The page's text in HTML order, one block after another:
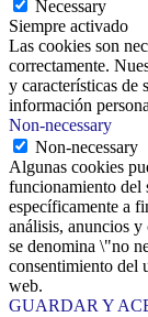
Necessary
Siempre activado
Las cookies son
correctamente.
y características de
información
Non-necessary
Non-necessary
Algunas cookies
funcionamiento del
específicamente a
análisis, anuncios
se denomina \"no
consentimiento del
web.
GUARDAR Y